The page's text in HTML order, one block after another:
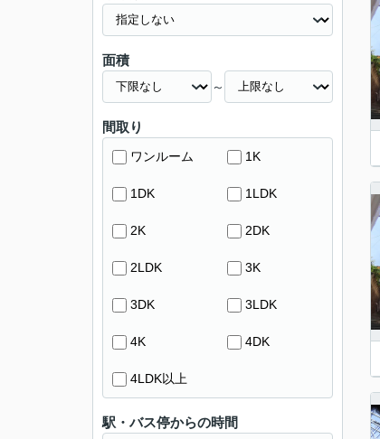
面積
～
間取り
ワンルーム 1K
1DK 1LDK
2K 2DK
2LDK 3K
3DK 3LDK
4K 4DK
4LDK以上
駅・バス停からの時間